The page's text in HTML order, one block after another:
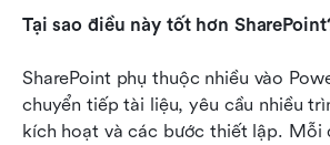
Tại sao điều này tốt hơn
SharePoint phụ thuộc nhiều vào
chuyển tiếp tài liệu, yêu cầu nhiều
kích hoạt và các bước thiết lập. Mỗi